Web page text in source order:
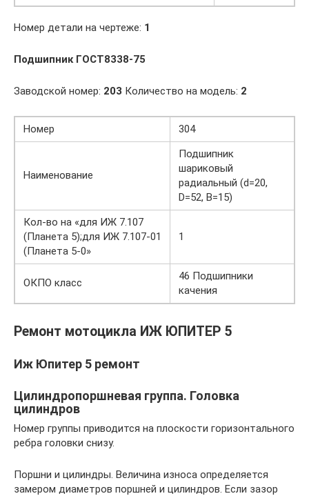
Номер детали на чертеже: 1
Подшипник ГОСТ8338-75
Заводской номер: 203 Количество на модель: 2
Номер 304
Наименование
Подшипник
шариковый
радиальный (d=20,
D=52, B=15)
Кол-во на «для ИЖ 7.107
(Планета 5);для ИЖ 7.107-01
(Планета 5-0»
1
ОКПО класс
46 Подшипники
качения
Ремонт мотоцикла ИЖ ЮПИТЕР 5
Иж Юпитер 5 ремонт
Цилиндропоршневая группа. Головка
цилиндров
Номер группы приводится на плоскости горизонтального
ребра головки снизу.
Поршни и цилиндры. Величина износа определяется
замером диаметров поршней и цилиндров. Если зазор